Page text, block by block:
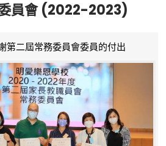
員會 (2022-2023)
第二屆常務委員會委員的付出